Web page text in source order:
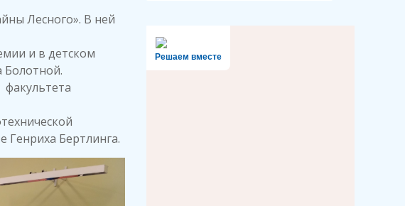
Лесного». В ней
и в детском
Болотной.
факультета
Генриха Бертлинга.
Решаем вместе